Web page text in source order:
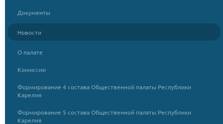
Документы
Новости
О палате
Комиссии
Формирование 4 состава Общественной палаты Республики
Карелия
Формирование 5 состава Общественной палаты Республики
Карелия